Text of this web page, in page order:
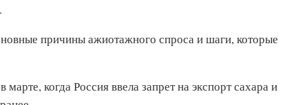
.
причины ажиотажного спроса и шаги, которые
когда Россия ввела запрет на экспорт сахара и